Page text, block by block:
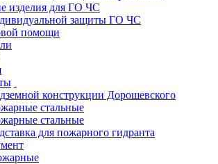
изделия для ГО ЧС
защиты ГО ЧС
помощи
конструкции Дорошевского
стальные
стальные
для пожарного гидранта